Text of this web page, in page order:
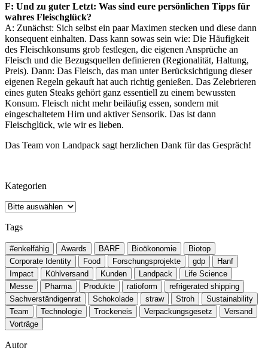
F: Und zu guter Letzt: Was sind eure persönlichen Tipps für
wahres Fleischglück?
A: Zunächst: Sich selbst ein paar Maximen stecken und diese dann
konsequent einhalten. Dass kann sowas sein wie: Die Häufigkeit
des Fleischkonsums grob festlegen, die eigenen Ansprüche an
Fleisch und die Bezugsquellen definieren (Regionalität, Haltung,
Preis). Dann: Das Fleisch, das man unter Berücksichtigung dieser
eigenen Regeln gekauft hat auch richtig genießen. Das Zelebrieren
eines guten Steaks gehört ganz essentiell zu einem bewussten
Konsum. Fleisch nicht mehr beiläufig essen, sondern mit
eingeschaltetem Hirn und aktiver Sensorik. Das ist dann
Fleischglück, wie wir es lieben.
Das Team von Landpack sagt herzlichen Dank für das Gespräch!
Kategorien
Tags
#enkelfähig Awards BARF Bioökonomie
Biotop
Corporate Identity
Food Forschungsprojekte gdp
Hanf
Impact
Kühlversand Kunden Landpack
Life Science
Messe
Pharma Produkte ratioform
refrigerated shipping
Sachverständigenrat
Schokolade straw Stroh
Sustainability
Team
Technologie Trockeneis Verpackungsgesetz
Versand
Vorträge
Autor